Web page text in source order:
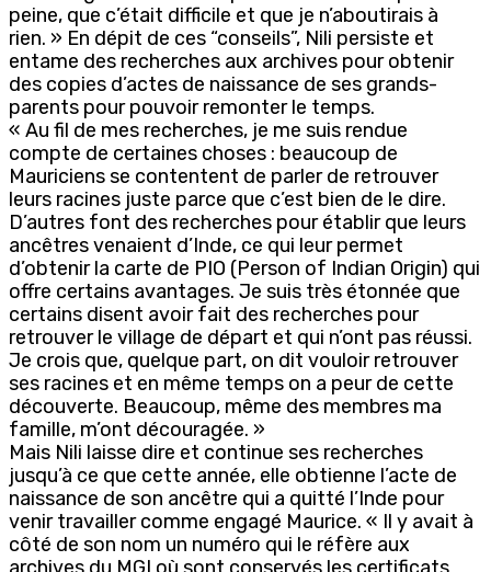
peine, que c’était difficile et que je n’aboutirais à
rien. » En dépit de ces “conseils”, Nili persiste et
entame des recherches aux archives pour obtenir
des copies d’actes de naissance de ses grands-
parents pour pouvoir remonter le temps.
« Au fil de mes recherches, je me suis rendue
compte de certaines choses : beaucoup de
Mauriciens se contentent de parler de retrouver
leurs racines juste parce que c’est bien de le dire.
D’autres font des recherches pour établir que leurs
ancêtres venaient d’Inde, ce qui leur permet
d’obtenir la carte de PIO (Person of Indian Origin) qui
offre certains avantages. Je suis très étonnée que
certains disent avoir fait des recherches pour
retrouver le village de départ et qui n’ont pas réussi.
Je crois que, quelque part, on dit vouloir retrouver
ses racines et en même temps on a peur de cette
découverte. Beaucoup, même des membres ma
famille, m’ont découragée. »
Mais Nili laisse dire et continue ses recherches
jusqu’à ce que cette année, elle obtienne l’acte de
naissance de son ancêtre qui a quitté l’Inde pour
venir travailler comme engagé Maurice. « Il y avait à
côté de son nom un numéro qui le réfère aux